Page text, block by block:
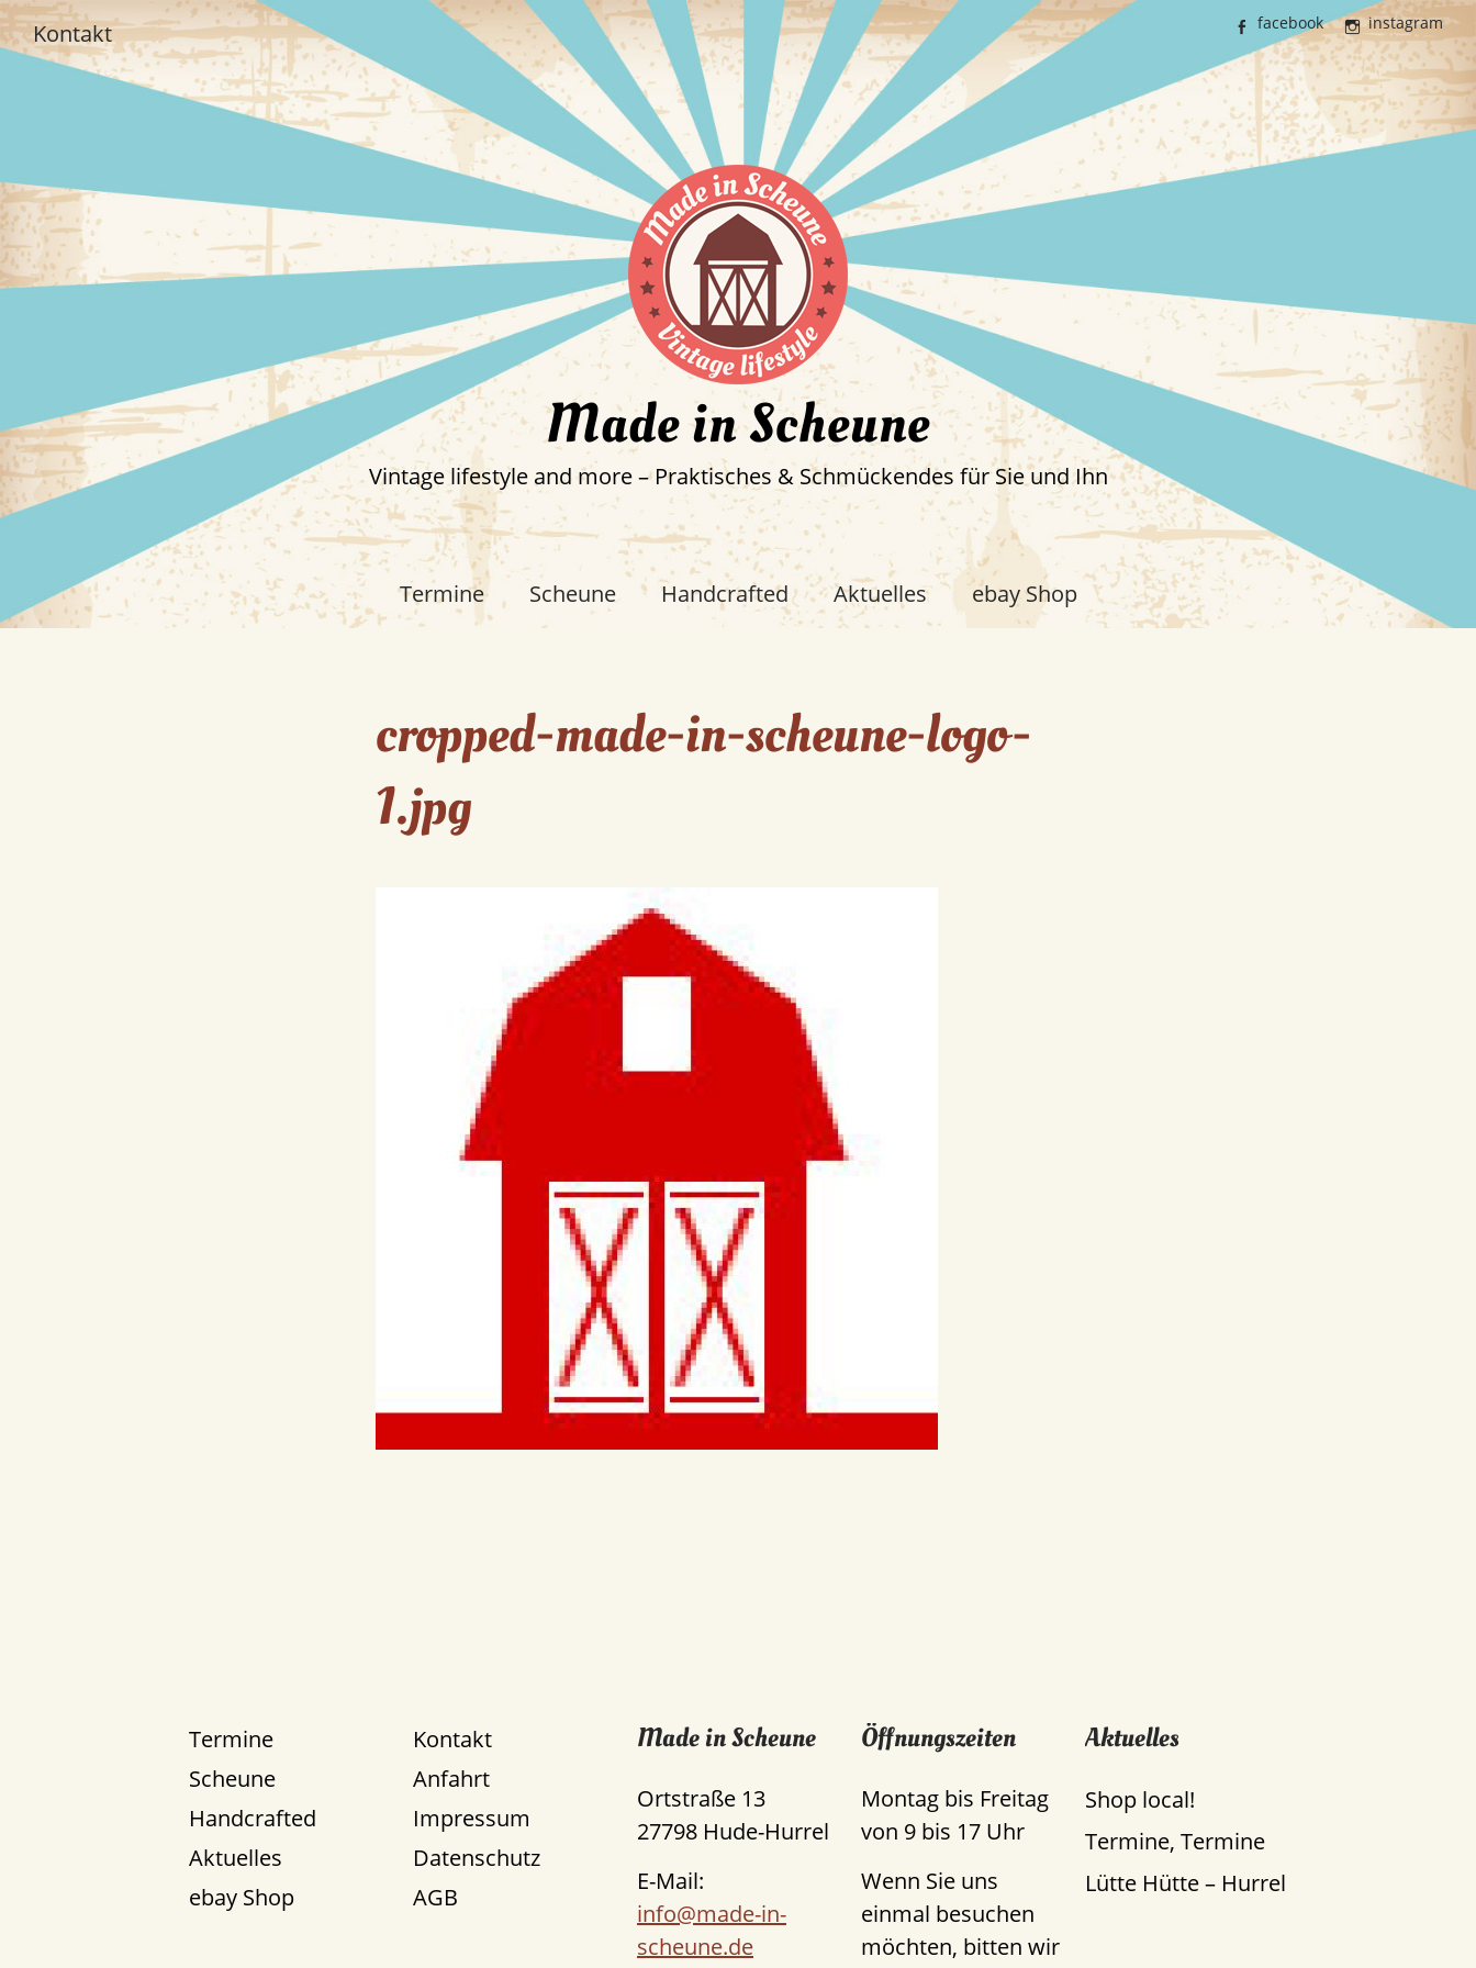
Kontakt facebook instagram
Made in Scheune
Vintage lifestyle and more – Praktisches & Schmückendes für Sie und Ihn
Termine Scheune Handcrafted Aktuelles ebay Shop
cropped-made-in-scheune-logo-
1.jpg
Termine
Scheune
Handcrafted
Aktuelles
ebay Shop
Kontakt
Anfahrt
Impressum
Datenschutz
AGB
Made in Scheune
Ortstraße 13
27798 Hude-Hurrel
E-Mail:
info@made-in-
scheune.de
Öffnungszeiten
Montag bis Freitag
von 9 bis 17 Uhr
Wenn Sie uns
einmal besuchen
möchten, bitten wir
Aktuelles
Shop local!
Termine, Termine
Lütte Hütte – Hurrel